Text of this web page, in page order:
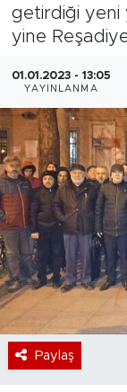
getirdiği yeni
yine Reşadiye
01.01.2023 - 13:05
YAYINLANMA
Paylaş
Ekonomi
Sanat
Bölge
Teknoloji
Magazin
Dünya
Sektör
Son